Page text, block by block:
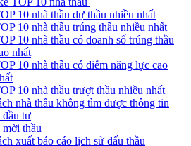
10 nhà thầu dự thầu nhiều nhất
10 nhà thầu trúng thầu nhiều nhất
10 nhà thầu có doanh số trúng thầu
nhất
10 nhà thầu có điểm năng lực cao
10 nhà thầu trượt thầu nhiều nhất
nhà thầu không tìm được thông tin
đầu tư
thầu
xuất báo cáo lịch sử đấu thầu